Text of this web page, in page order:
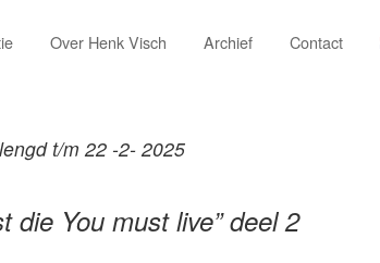
Over Henk Visch Archief Contact
t/m 22 -2- 2025
die You must live” deel 2